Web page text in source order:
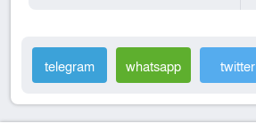
twitter
whatsapp
telegram